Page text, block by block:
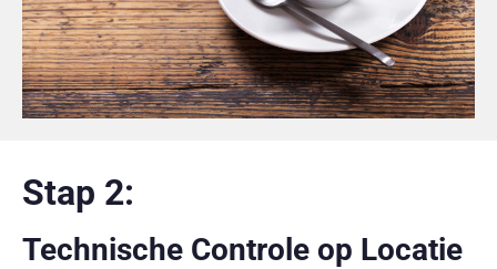
Stap 2:
Technische Controle op Locatie